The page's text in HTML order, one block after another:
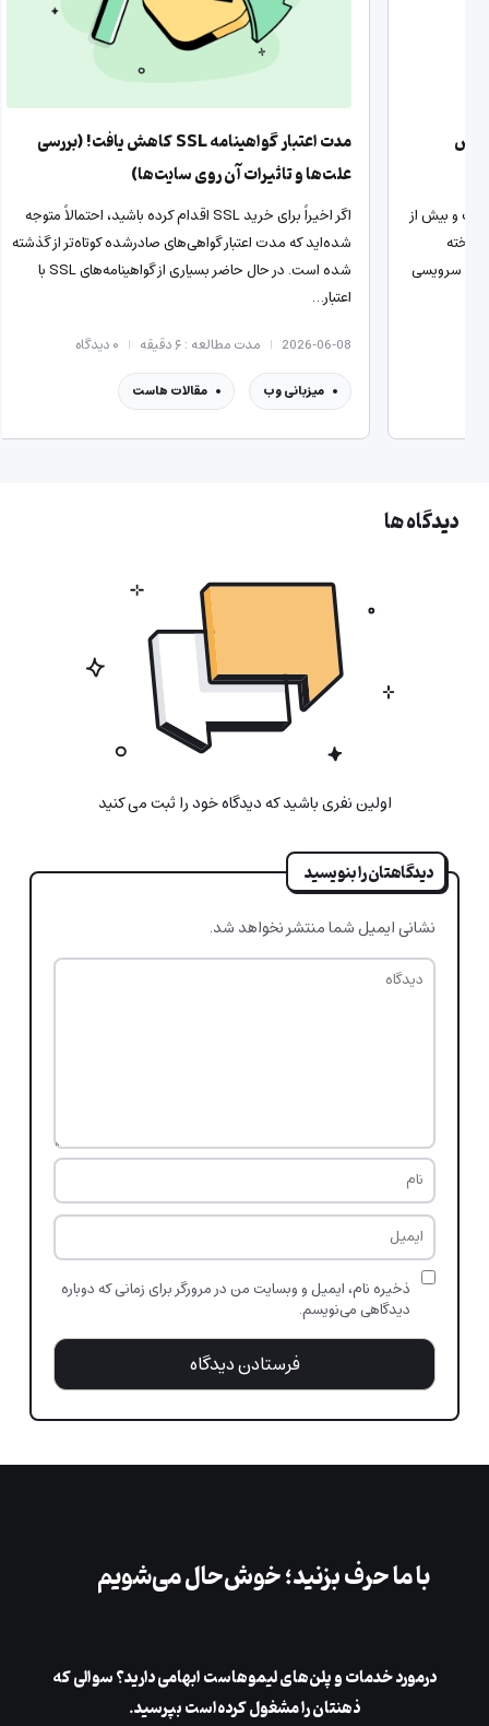
مقایسه هاست وردپرس ارزان و هاست وردپرس
حرفه‌ای لیموهاست
وردپرس پراستفاده‌ترین سیستم مدیریت محتواست و بیش از
نیمی از سایت‌های موجود در اینترنت با این CMS ساخته
شده‌اند. به همین خاطر، اغلب هاستینگ‌های معتبر، سرویسی
مختص سایت‌های ساخته‌شده با…
مدت مطالعه : ۵ دقیقه ۰دیدگاه
مقالات هاست
شده‌اید
دیدگاه ها
اولین نفری باشید که دیدگاه خود را ثبت می کنید
دیدگاهتان را بنویسید
نشانی ایمیل شما منتشر نخواهد شد.
ذخیره نام، ایمیل و وبسایت من در مرورگر برای زمانی که دوباره
دیدگاهی می‌نویسم.
با ما حرف بزنید؛ خوش‌حال می‌شویم
در‌مورد خدمات و پلن‌های لیمو‌هاست ابهامی دارید؟ سوالی که
ذهنتان را مشغول کرده‌است بپرسید.